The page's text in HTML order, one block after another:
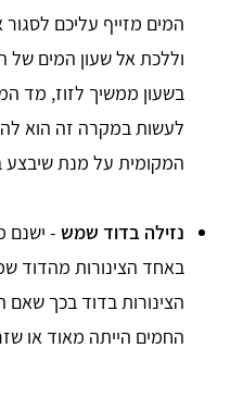
המים מזייף עליכם
וללכת אל שעון המים של
בשעון ממשיך לזוז, מד
לעשות במקרה זה הוא
המקומית על מנת שיבצע
נזילה בדוד שמש - ישנם
באחד הצינורות מהדוד
הצינורות בדוד בכך
החמים הייתה מאוד או